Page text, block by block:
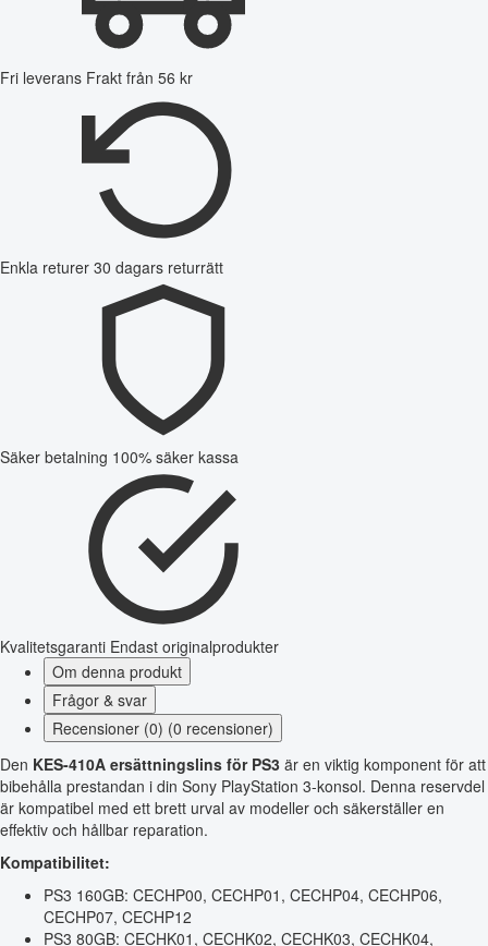
Fri leverans Frakt från 56 kr
Enkla returer 30 dagars returrätt
Säker betalning 100% säker kassa
Kvalitetsgaranti Endast originalprodukter
Om denna produkt
Frågor & svar
Recensioner (0) (0 recensioner)
Den KES-410A ersättningslins för PS3 är en viktig komponent för att
bibehålla prestandan i din Sony PlayStation 3-konsol. Denna reservdel
är kompatibel med ett brett urval av modeller och säkerställer en
effektiv och hållbar reparation.
Kompatibilitet:
PS3 160GB: CECHP00, CECHP01, CECHP04, CECHP06,
CECHP07, CECHP12
PS3 80GB: CECHK01, CECHK02, CECHK03, CECHK04,